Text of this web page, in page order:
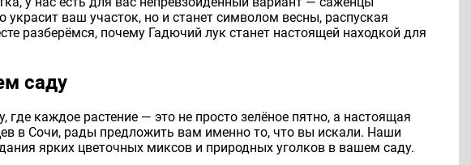
ваш участок, но и станет символом весны, распуская
разберёмся, почему Гадючий лук станет настоящей находкой для
саду
каждое растение — это не просто зелёное пятно, а настоящая
в Сочи, рады предложить вам именно то, что вы искали. Наши
ярких цветочных миксов и природных уголков в вашем саду.